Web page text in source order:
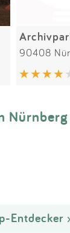
90408
Nürnberg
Entdecker